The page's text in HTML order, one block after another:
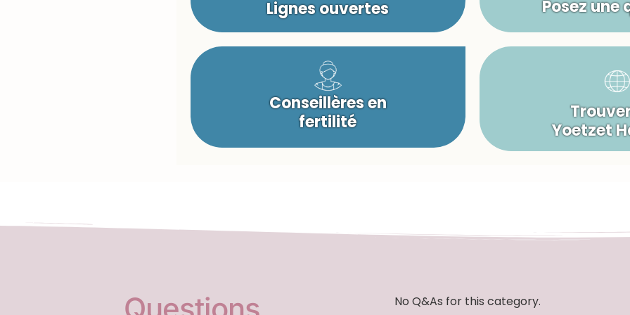
Lignes ouvertes Posez une
Conseillères en
fertilité
Yoetzet
No Q&As for this category.